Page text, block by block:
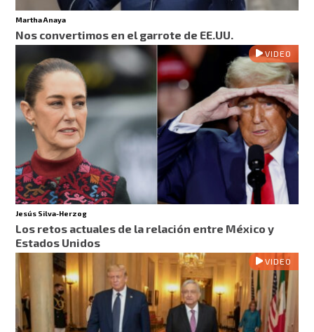
Martha Anaya
Nos convertimos en el garrote de EE.UU.
VIDEO
Jesús Silva-Herzog
Los retos actuales de la relación entre México y
Estados Unidos
VIDEO